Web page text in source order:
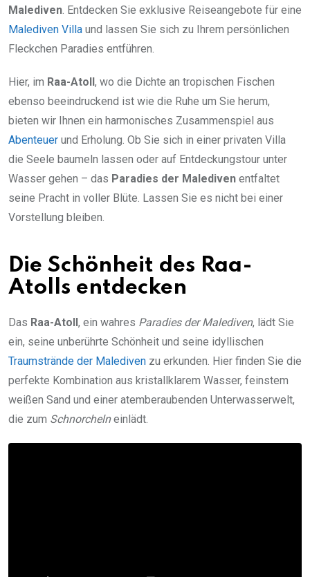
Malediven. Entdecken Sie exklusive Reiseangebote für eine
Malediven Villa und lassen Sie sich zu Ihrem persönlichen
Fleckchen Paradies entführen.
Hier, im Raa-Atoll, wo die Dichte an tropischen Fischen
ebenso beeindruckend ist wie die Ruhe um Sie herum,
bieten wir Ihnen ein harmonisches Zusammenspiel aus
Abenteuer und Erholung. Ob Sie sich in einer privaten Villa
die Seele baumeln lassen oder auf Entdeckungstour unter
Wasser gehen – das Paradies der Malediven entfaltet
seine Pracht in voller Blüte. Lassen Sie es nicht bei einer
Vorstellung bleiben.
Die Schönheit des Raa-
Atolls entdecken
Das Raa-Atoll, ein wahres Paradies der Malediven, lädt Sie
ein, seine unberührte Schönheit und seine idyllischen
Traumstrände der Malediven zu erkunden. Hier finden Sie die
perfekte Kombination aus kristallklarem Wasser, feinstem
weißen Sand und einer atemberaubenden Unterwasserwelt,
die zum Schnorchelneinlädt.